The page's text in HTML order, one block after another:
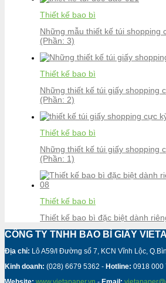
Thiết kế bao bì
Những mẫu thiết kế túi shopping
(Phần: 3)
Thiết kế bao bì
Những thiết kế túi giấy shopping
(Phần: 2)
Thiết kế bao bì
Những thiết kế túi giấy shopping
(Phần: 1)
Thiết kế bao bì
Thiết kế bao bì đặc biệt dành
CÔNG TY TNHH BAO BÌ GIẤY
Địa chỉ: Lô A59/I Đường số 7, KCN Vĩnh Lộc,
Kinh doanh: (028) 6679 5362 - Hotline: 0918 000